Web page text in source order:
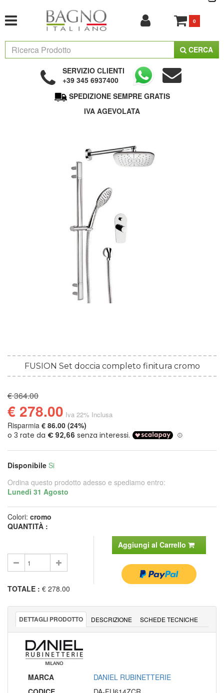
0
CERCA
SERVIZIO CLIENTI
+39 345 6937400
SPEDIZIONE SEMPRE GRATIS
IVA AGEVOLATA
FUSION Set doccia completo finitura cromo
€ 364.00
€ 278.00 Iva 22% Inclusa
Risparmia € 86.00 (24%)
Disponibile Si
Ordina questo prodotto adesso e spediamo entro:
Lunedì 31 Agosto
Colori: cromo
QUANTITÀ :
Aggiungi al Carrello
TOTALE : € 278.00
DETTAGLI PRODOTTO DESCRIZIONE SCHEDE TECNICHE
MARCA
DANIEL RUBINETTERIE